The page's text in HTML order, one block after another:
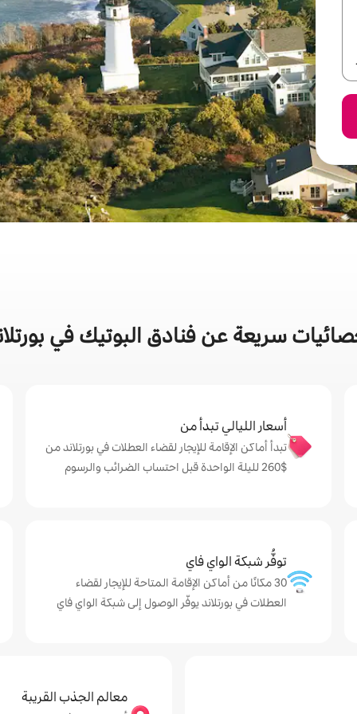
سريعة عن فنادق البوتيك في
أسعار الليالي تبدأ من
تبدأ أماكن الإقامة للإيجار لقضاء العطلات في بورتلاند من
$‏260 لليلة الواحدة قبل احتساب الضرائب والرسوم
توفُّر شبكة الواي فاي
30 مكانًا من أماكن الإقامة المتاحة للإيجار لقضاء
العطلات في بورتلاند يوفّر الوصول إلى شبكة الواي فاي
معالم الجذب القريبة